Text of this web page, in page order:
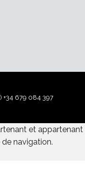
+34 679 084 397
et appartenant
navigation.